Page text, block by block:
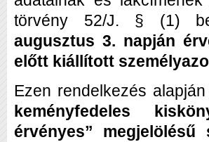
törvény 52/J. § (1)
augusztus 3. napján
előtt kiállított
Ezen rendelkezés
keményfedeles
érvényes”